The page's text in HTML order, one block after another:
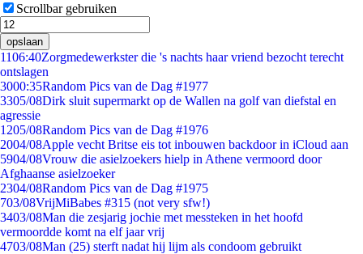
Scrollbar gebruiken
opslaan
1106:40Zorgmedewerkster die 's nachts haar vriend bezocht terecht
ontslagen
3000:35Random Pics van de Dag #1977
3305/08Dirk sluit supermarkt op de Wallen na golf van diefstal en
agressie
1205/08Random Pics van de Dag #1976
2004/08Apple vecht Britse eis tot inbouwen backdoor in iCloud aan
5904/08Vrouw die asielzoekers hielp in Athene vermoord door
Afghaanse asielzoeker
2304/08Random Pics van de Dag #1975
703/08VrijMiBabes #315 (not very sfw!)
3403/08Man die zesjarig jochie met messteken in het hoofd
vermoordde komt na elf jaar vrij
4703/08Man (25) sterft nadat hij lijm als condoom gebruikt